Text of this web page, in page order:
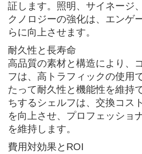
証します。照明、サイネージ
クノロジーの強化は、エンゲ
らに向上させます。
耐久性と長寿命
高品質の素材と構造により、
フは、高トラフィックの使用
たって耐久性と機能性を維持
ちするシェルフは、交換コス
を向上させ、プロフェッショ
を維持します。
費用対効果とROI